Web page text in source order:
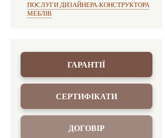
ПОСЛУГИ ДИЗАЙНЕРА-КОНСТРУКТОРА
МЕБЛІВ
ГАРАНТІЇ
СЕРТИФІКАТИ
ДОГОВІР